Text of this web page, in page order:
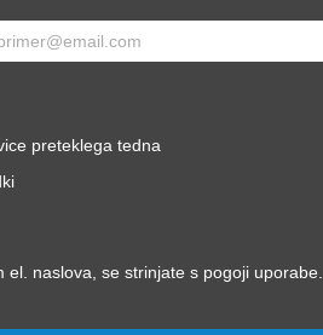
preteklega tedna
el. naslova, se strinjate s pogoji uporabe.